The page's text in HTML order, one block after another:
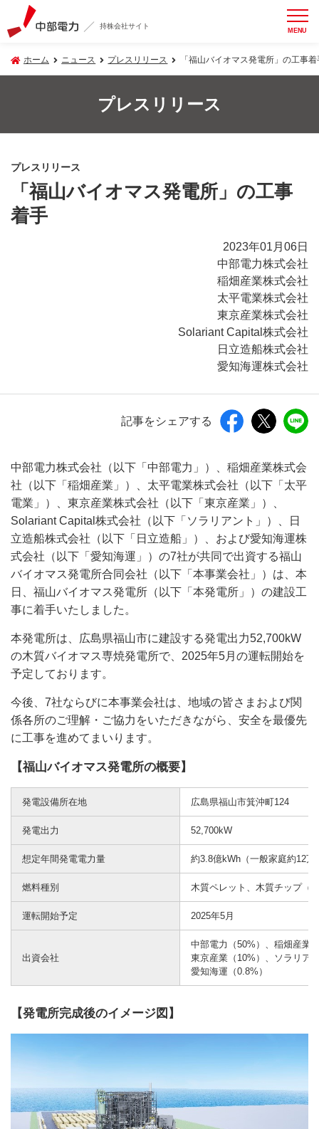
持株会社サイト MENU
ホーム ニュース プレスリリース 「福山バイオマス発電所」の工事着
プレスリリース
プレスリリース
「福山バイオマス発電所」の工事
着手
2023年01月06日
中部電力株式会社
稲畑産業株式会社
太平電業株式会社
東京産業株式会社
Solariant Capital株式会社
日立造船株式会社
愛知海運株式会社
記事をシェアする
中部電力株式会社（以下「中部電力」）、稲畑産業株式会
社（以下「稲畑産業」）、太平電業株式会社（以下「太平
電業」）、東京産業株式会社（以下「東京産業」）、
Solariant Capital株式会社（以下「ソラリアント」）、日
立造船株式会社（以下「日立造船」）、および愛知海運株
式会社（以下「愛知海運」）の7社が共同で出資する福山
バイオマス発電所合同会社（以下「本事業会社」）は、本
日、福山バイオマス発電所（以下「本発電所」）の建設工
事に着手いたしました。
本発電所は、広島県福山市に建設する発電出力52,700kW
の木質バイオマス専焼発電所で、2025年5月の運転開始を
予定しております。
今後、7社ならびに本事業会社は、地域の皆さまおよび関
係各所のご理解・ご協力をいただきながら、安全を最優先
に工事を進めてまいります。
【福山バイオマス発電所の概要】
発電設備所在地 広島県福山市箕沖町124
発電出力 52,700kW
想定年間発電電力量 約3.8億kWh（一般家庭約12万
燃料種別 木質ペレット、木質チップ（
運転開始予定 2025年5月
出資会社
中部電力（50%）、稲畑産業
東京産業（10%）、ソラリア
愛知海運（0.8%）
【発電所完成後のイメージ図】